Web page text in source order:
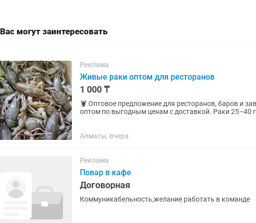
Вас могут заинтересовать
Реклама
Живые раки оптом для ресторанов
1 000 ₸
🦞 Оптовое предложение для ресторанов, баров и заведений HoReCa
оптом по выгодным ценам с доставкой. Раки 25–40 г: • от 10 кг — 4 500 тг/кг • от 30 кг — 3 800
Алматы, вчера
Реклама
Повар в кафе
Договорная
Коммуникабельность,желание работать в команде